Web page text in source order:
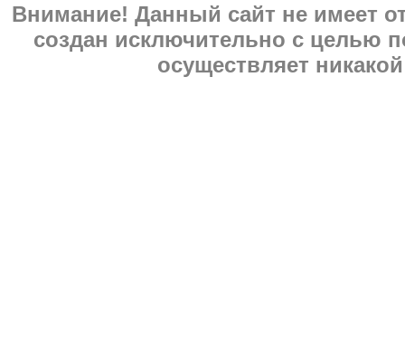
Внимание! Данный сайт не имеет
создан исключительно с целью
осуществляет